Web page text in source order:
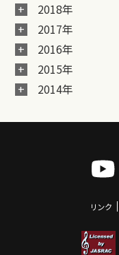
2018年
2017年
2016年
2015年
2014年
リンク